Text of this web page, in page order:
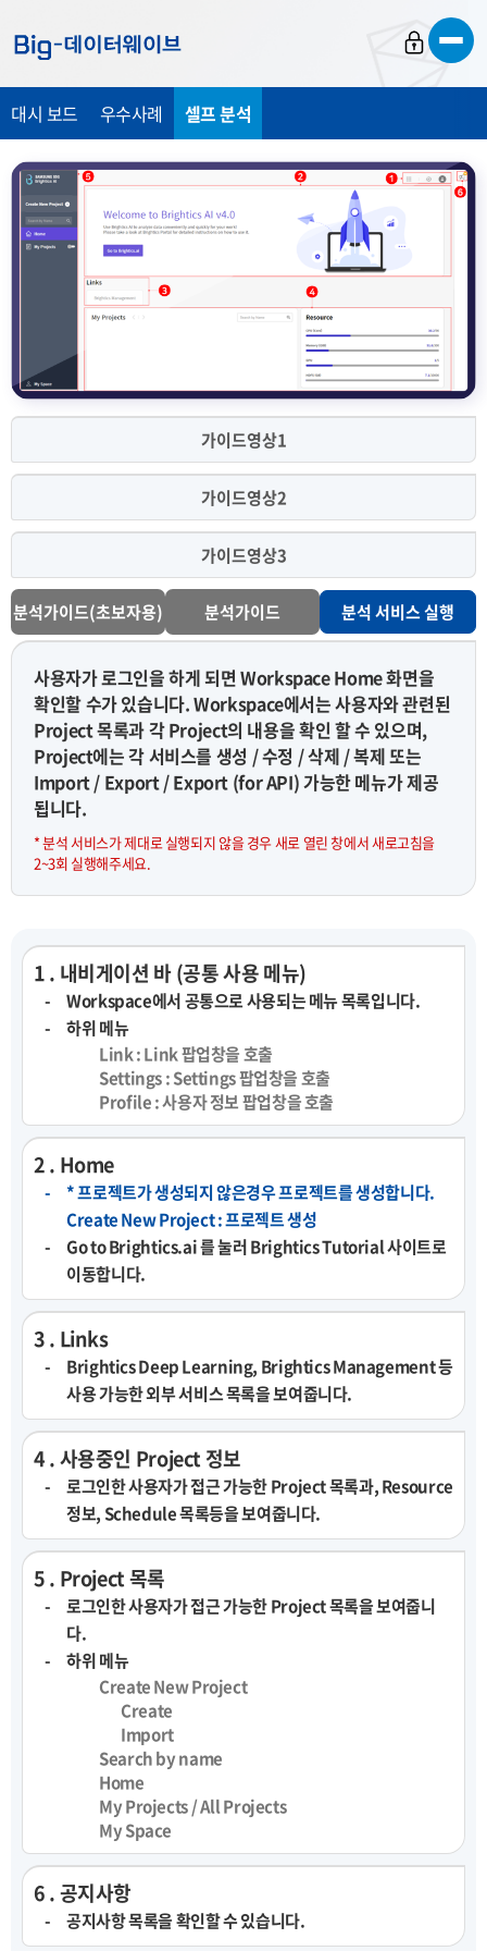
가
가
가
대시 보드 우수사례 셀프 분석
가이드영상1
가이드영상2
가이드영상3
분석가이드(초보자용) 분석가이드 분석 서비스 실행
사용자가 로그인을 하게 되면 Workspace Home 화면을
확인할 수가 있습니다. Workspace에서는 사용자와 관련된
Project 목록과 각 Project의 내용을 확인 할 수 있으며,
Project에는 각 서비스를 생성 / 수정 / 삭제 / 복제 또는
Import / Export / Export (for API) 가능한 메뉴가 제공
됩니다.
* 분석 서비스가 제대로 실행되지 않을 경우 새로 열린 창에서 새로고침을
2~3회 실행해주세요.
1 . 내비게이션 바 (공통 사용 메뉴)
Workspace에서 공통으로 사용되는 메뉴 목록입니다.
하위 메뉴
Link : Link 팝업창을 호출
Settings : Settings 팝업창을 호출
Profile : 사용자 정보 팝업창을 호출
2 . Home
* 프로젝트가 생성되지 않은경우 프로젝트를 생성합니다.
Create New Project : 프로젝트 생성
Go to Brightics.ai 를 눌러 Brightics Tutorial 사이트로
이동합니다.
3 . Links
Brightics Deep Learning, Brightics Management 등
사용 가능한 외부 서비스 목록을 보여줍니다.
4 . 사용중인 Project 정보
로그인한 사용자가 접근 가능한 Project 목록과, Resource
정보, Schedule 목록등을 보여줍니다.
5 . Project 목록
로그인한 사용자가 접근 가능한 Project 목록을 보여줍니
다.
하위 메뉴
Create New Project
Create
Import
Search by name
Home
My Projects / All Projects
My Space
6 . 공지사항
공지사항 목록을 확인할 수 있습니다.